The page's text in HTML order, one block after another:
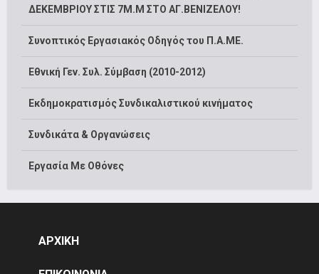
ΔΕΚΕΜΒΡΙΟΥ ΣΤΙΣ 7Μ.Μ ΣΤΟ ΑΓ.ΒΕΝΙΖΕΛΟΥ!
Συνοπτικός Εργασιακός Οδηγός του Π.Α.ΜΕ.
Εθνική Γεν. Συλ. Σύμβαση (2010-2012)
Εκδημοκρατισμός Συνδικαλιστικού κινήματος
Συνδικάτα & Οργανώσεις
Εργασία Με Οθόνες
ΑΡΧΙΚΗ